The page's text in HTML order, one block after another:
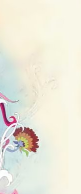
daya saing dalam